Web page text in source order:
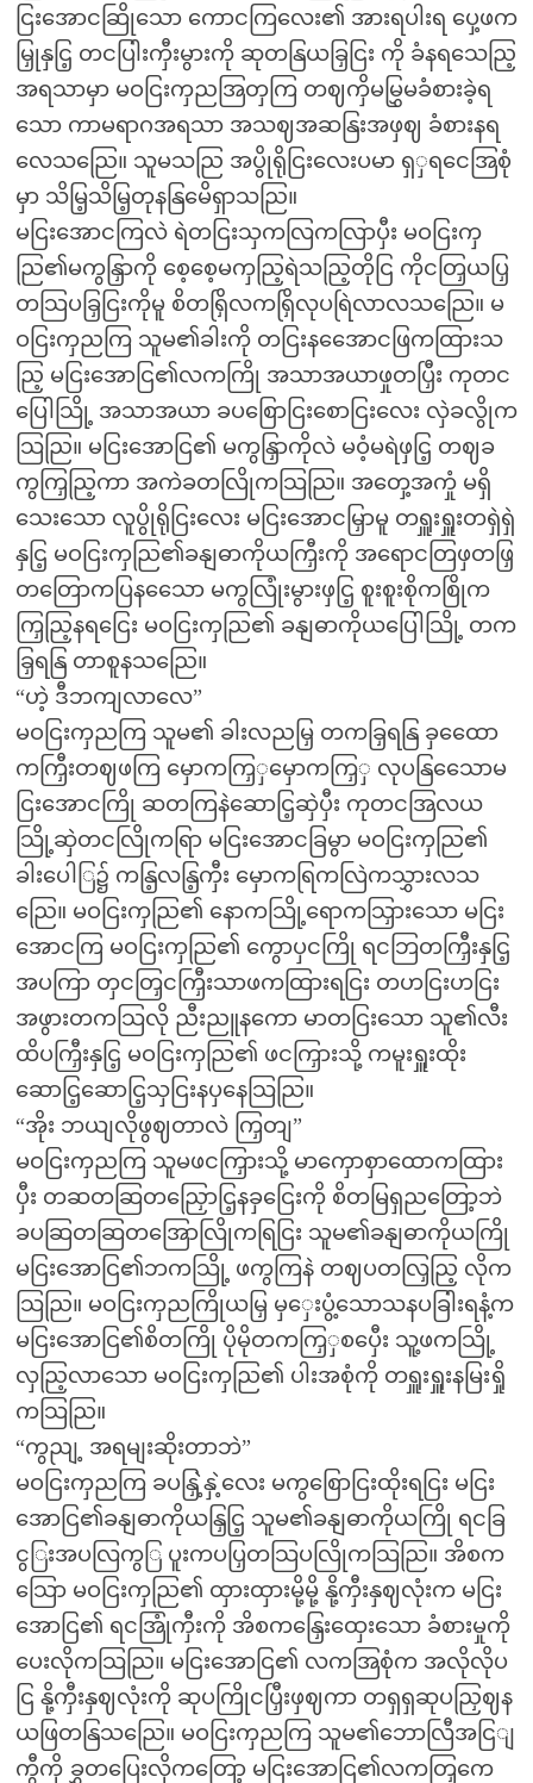
ငြးအောငဆြိုသော ကောငကြလေး၏ အားရပါးရ ပှေ့ဖက
မြှုနှငြ့ တငပြါးကှီးမွားကို ဆုတနြယခြှငြး ကို ခံနရသေညြ့
အရသာမှာ မဝငြးကှညအြတှကြ တဈကှိမမြွှမခံစားခဲ့ရ
သော ကာမရာဂအရသာ အသဈအဆနြးအဖှဈ ခံစားနရ
လေသညြေ။ သူမသညြ အပွိုရိုငြးလေးပမာ ရှှရငေအြစုံ
မှာ သိမြ့သိမြ့တုနနြမေိရှာသညြ။
မငြးအောငကြလဲ ရဲတငြးသှကလြကလြာပှီး မဝငြးကှ
ညြ၏မကွနြှာကို စေ့စေ့မကှညြ့ရဲသညြ့တိုငြ ကိုငတြှယပြှ
တသြပခြှငြးကိုမူ စိတရြှိလကရြှိလုပရြဲလာလသညြေ။ မ
ဝငြးကှညကြ သူမ၏ခါးကို တငြးနအေောငဖြကထြားသ
ညြ့ မငြးအောငြ၏လကကြို အသာအယာဖှုတပြှီး ကုတင
ပြေါသြို့ အသာအယာ ခပစြောငြးစောငြးလေး လှဲခလွိုက
သြညြ။ မငြးအောငြ၏ မကွနြှာကိုလဲ မဝံ့မရဲဖှငြ့ တဈခ
ကွကြှညြ့ကာ အကဲခတလြိုကသြညြ။ အတှေ့အကှုံ မရှိ
သေးသော လူပွိုရိုငြးလေး မငြးအောငမြှာမူ တရှူးရှူးတရှဲရှဲ
နှငြ့ မဝငြးကှညြ၏ခနျဓာကိုယကြှီးကို အရောငတြဖှတဖြှ
တတြောကပြနသေော မကွလြုံးမွားဖှငြ့ စူးစူးစိုကစြိုက
ကြှညြ့နရငြေး မဝငြးကှညြ၏ ခနျဓာကိုယပြေါသြို့ တက
ခြှရနြ တာစူနသညြေ။
“ဟဲ့ ဒီဘကျလာလေ”
မဝငြးကှညကြ သူမ၏ ခါးလညမြှ တကခြှရနြ ခှထေော
ကကြှီးတဈဖကြ မှောကကြှှမှောကကြှှ လုပနြသေောမ
ငြးအောငကြို ဆတကြနဲဆောငြ့ဆှဲပှီး ကုတငအြလယ
သြို့ဆှဲတငလြိုကရြာ မငြးအောငခြမွာ မဝငြးကှညြ၏
ခါးပေါြ၌ ကနြ့လနြ့ကှီး မှောကရြကလြဲကသွှားလသ
ညြေ။ မဝငြးကှညြ၏ နောကသြို့ရောကသြှားသော မငြး
အောငကြ မဝငြးကှညြ၏ ကွောပှငကြို ရငဘြတကြှီးနှငြ့
အပကြာ တှငတြှငကြှီးသာဖကထြားရငြး တဟငြးဟငြး
အဖွားတကသြလို ညီးညူနကော မာတငြးသော သူ၏လီး
ထိပကြှီးနှငြ့ မဝငြးကှညြ၏ ဖငကြှားသို့ ကမူးရှူးထိုး
ဆောငြ့ဆောငြ့သှငြးနပှနေသြညြ။
“အိုး ဘယျလိုဖွဈတာလဲ ကြှတျ”
မဝငြးကှညကြ သူမဖငကြှားသို့ မာကှောစှာထောကထြား
ပှီး တဆတဆြတညြှောငြ့နခှငြေးကို စိတမြရှညတြော့ဘဲ
ခပဆြတဆြတအြောလြိုကရြငြး သူမ၏ခနျဓာကိုယကြို
မငြးအောငြ၏ဘကသြို့ ဖကွကြနဲ တဈပတလြှညြ့ လိုက
သြညြ။ မဝငြးကှညကြိုယမြှ မှှေးပွံ့သောသနပခြါးရနံ့က
မငြးအောငြ၏စိတကြို ပိုမိုတကကြှှစပှေီး သူ့ဖကသြို့
လှညြ့လာသော မဝငြးကှညြ၏ ပါးအစုံကို တရှူးရှူးနမြးရှို
ကသြညြ။
“ကွညျ့ အရမျးဆိုးတာဘဲ”
မဝငြးကှညကြ ခပနြှဲ့နှဲ့လေး မကွစြောငြးထိုးရငြး မငြး
အောငြ၏ခနျဓာကိုယနြှငြ့ သူမ၏ခနျဓာကိုယကြို ရငခြ
ငွြးအပလြကွြ ပူးကပပြှတသြပလြိုကသြညြ။ အိစက
သြော မဝငြးကှညြ၏ ထှားထှားမို့မို့ နို့ကှီးနှဈလုံးက မငြး
အောငြ၏ ရငအြုံကှီးကို အိစကနြှေးထှေးသော ခံစားမှုကို
ပေးလိုကသြညြ။ မငြးအောငြ၏ လကအြစုံက အလိုလိုပ
ငြ နို့ကှီးနှဈလုံးကို ဆုပကြိုငပြှီးဖှဈကာ တရှရှဆုပညြှဈန
ယဖြတနြသညြေ။ မဝငြးကှညကြ သူမ၏ဘောလြီအငြျ
ကွီကို ခွှတပြေးလိုကတြော့ မငြးအောငြ၏လကတြှကေ